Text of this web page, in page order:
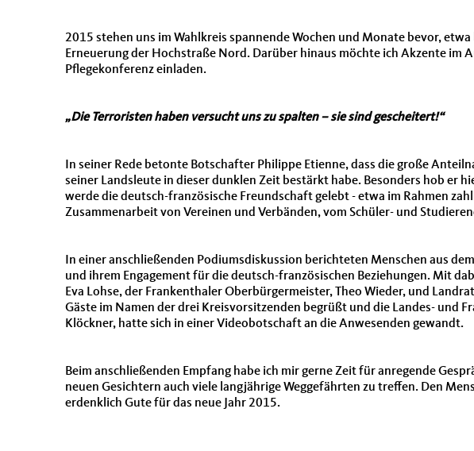
2015 stehen uns im Wahlkreis spannende Wochen und Monate bevor,
Erneuerung der Hochstraße Nord. Darüber hinaus möchte ich Akzente im
Pflegekonferenz einladen.
Die Terroristen haben versucht uns zu spalten – sie sind gescheitert!“
In seiner Rede betonte Botschafter Philippe Etienne, dass die große
seiner Landsleute in dieser dunklen Zeit bestärkt habe. Besonders hob er
werde die deutsch-französische Freundschaft gelebt - etwa im Rahmen
Zusammenarbeit von Vereinen und Verbänden, vom Schüler- und
In einer anschließenden Podiumsdiskussion berichteten Menschen aus
und ihrem Engagement für die deutsch-französischen Beziehungen. Mit
Eva Lohse, der Frankenthaler Oberbürgermeister, Theo Wieder, und
Gäste im Namen der drei Kreisvorsitzenden begrüßt und die Landes- und
Klöckner, hatte sich in einer Videobotschaft an die Anwesenden gewandt.
Beim anschließenden Empfang habe ich mir gerne Zeit für anregende
neuen Gesichtern auch viele langjährige Weggefährten zu treffen. Den
erdenklich Gute für das neue Jahr 2015.